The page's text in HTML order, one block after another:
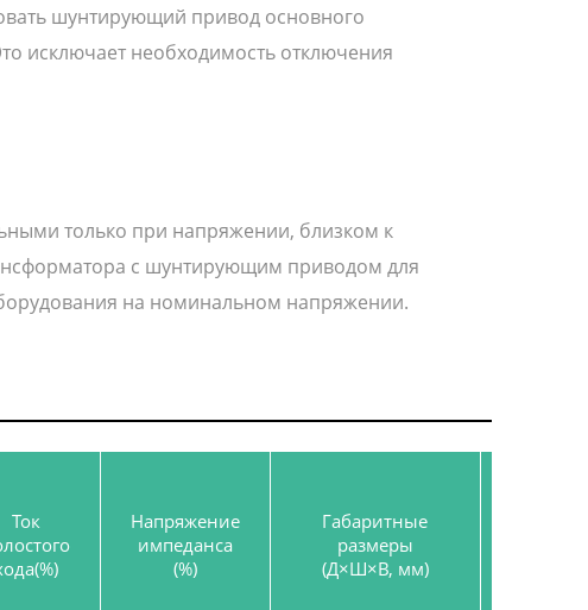
шунтирующий привод основного
исключает необходимость отключения
только при напряжении, близком к
с шунтирующим приводом для
на номинальном напряжении.
Ток
Напряжение
импеданса
(%)
Габаритные
размеры
(Д×Ш×В, мм)